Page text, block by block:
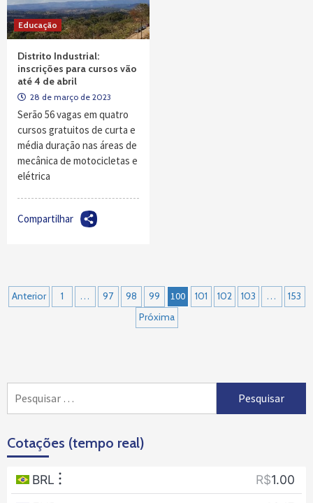
Educação
Distrito Industrial:
inscrições para cursos vão
até 4 de abril
28 de março de 2023
Serão 56 vagas em quatro
cursos gratuitos de curta e
média duração nas áreas de
mecânica de motocicletas e
elétrica
Compartilhar
Navegação
por
Anterior 1 … 97 98 99 100 101 102 103 …
153
Próxima
por:
Cotações (tempo real)